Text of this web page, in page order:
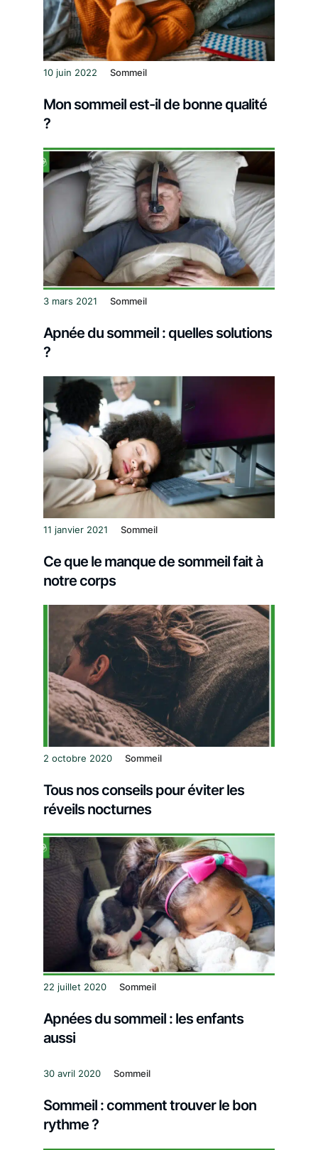
10 juin 2022 Sommeil
Mon sommeil est-il de bonne qualité
?
3 mars 2021 Sommeil
Apnée du sommeil : quelles solutions
?
11 janvier 2021 Sommeil
Ce que le manque de sommeil fait à
notre corps
2 octobre 2020 Sommeil
Tous nos conseils pour éviter les
réveils nocturnes
22 juillet 2020 Sommeil
Apnées du sommeil : les enfants
aussi
30 avril 2020 Sommeil
Sommeil : comment trouver le bon
rythme ?